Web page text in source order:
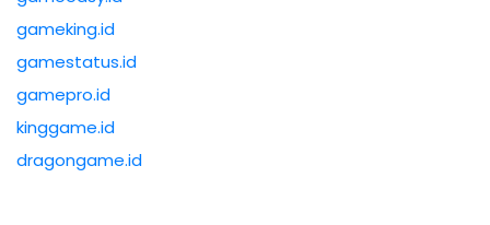
gameking.id
gamestatus.id
gamepro.id
kinggame.id
dragongame.id